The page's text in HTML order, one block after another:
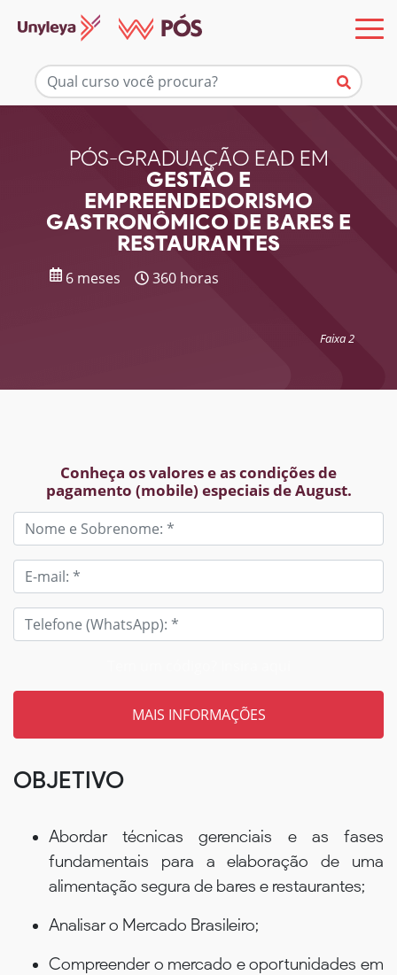
PÓS-GRADUAÇÃO EAD EM
GESTÃO E
EMPREENDEDORISMO
GASTRONÔMICO DE BARES E
RESTAURANTES
6 meses 360 horas
Faixa 2
Conheça os valores e as condições de
pagamento (mobile) especiais de August.
Mais informações
OBJETIVO
Abordar técnicas gerenciais e as fases
fundamentais para a elaboração de uma
alimentação segura de bares e restaurantes;
Analisar o Mercado Brasileiro;
Compreender o mercado e oportunidades em